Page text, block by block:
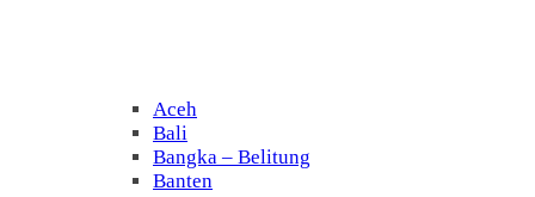
Aceh
Bali
Bangka – Belitung
Banten